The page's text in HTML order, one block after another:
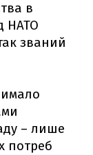
в
НАТО
званий
– лише
потреб